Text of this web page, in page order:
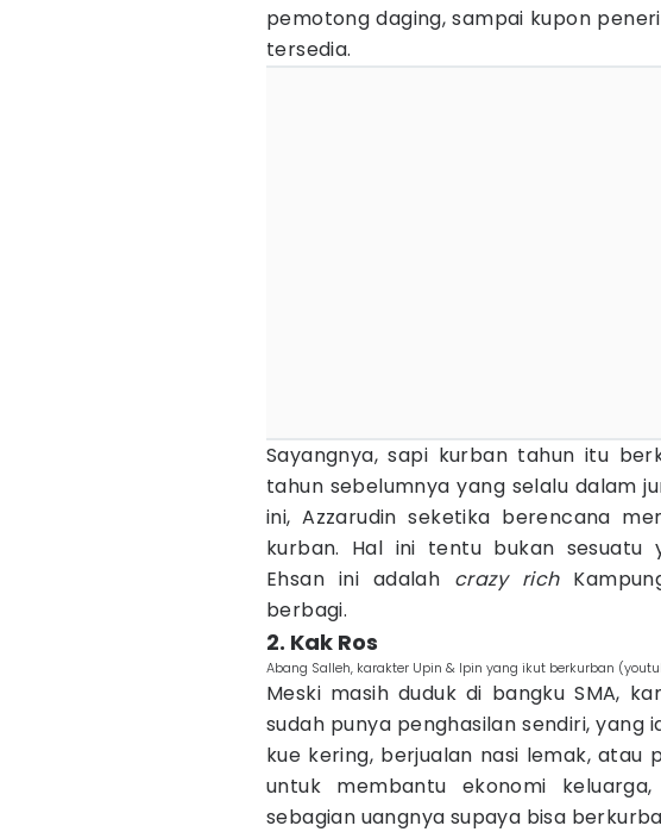
pemotong daging, sampai kupon
tersedia.
Sayangnya, sapi kurban tahun itu
tahun sebelumnya yang selalu dalam
ini, Azzarudin seketika berencana
kurban. Hal ini tentu bukan sesuatu
Ehsan ini adalah crazy rich
berbagi.
2. Kak Ros
Abang Salleh, karakter Upin & Ipin yang ikut berkurban
Meski masih duduk di bangku SMA,
sudah punya penghasilan sendiri, yang
kue kering, berjualan nasi lemak, atau
untuk membantu ekonomi
sebagian uangnya supaya bisa